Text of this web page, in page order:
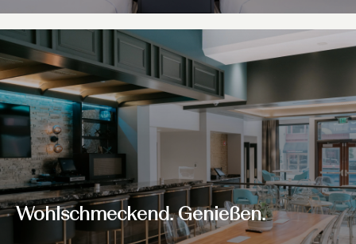
Wohlschmeckend. Genießen.